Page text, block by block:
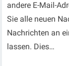
andere E-Mail-
Sie alle neuen
Nachrichten an
lassen. Dies…